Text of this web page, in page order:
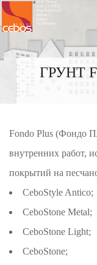
FOP Plaxiy
EXCLUSIVE
distributor of
Italian`s
paints
in Ukraine
ГРУНТ
Fondo Plus (Фондо
внутренних работ,
покрытий на
CeboStyle Antico;
CeboStone Metal;
CeboStone Light;
CeboStone;